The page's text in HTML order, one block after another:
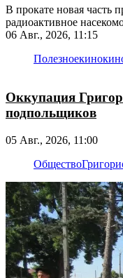
В прокате новая часть
радиоактивное
Ромашковой долины
06 Авг., 2026, 11:15
Полезноекино
Оккупация
подпольщиков
05 Авг., 2026, 11:00
Общество